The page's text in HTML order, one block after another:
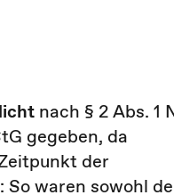
nach § 2 Abs. 1
gegeben, da
der
So waren sowohl